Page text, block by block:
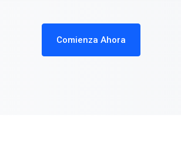
Comienza Ahora